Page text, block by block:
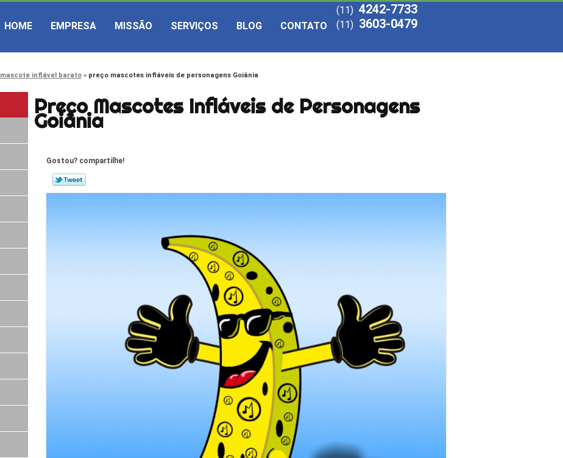
HOME EMPRESA MISSÃO SERVIÇOS BLOG CONTATO
(11) 4242-7733
(11) 3603-0479
mascote inflável barato preço mascotes infláveis de personagens Goiânia
Preço Mascotes Infláveis de Personagens
Goiânia
Gostou? compartilhe!